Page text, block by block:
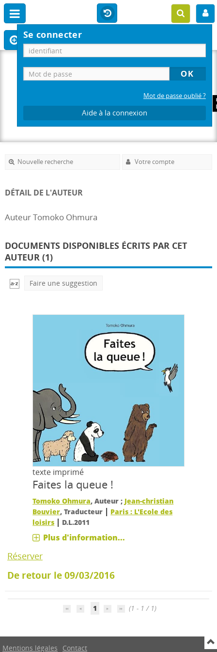
Se connecter
Mot de passe oublié ?
Aide à la connexion
Nouvelle recherche Votre compte
DÉTAIL DE L'AUTEUR
Auteur Tomoko Ohmura
DOCUMENTS DISPONIBLES ÉCRITS PAR CET
AUTEUR (1)
Faire une suggestion
texte imprimé
Faites la queue !
Tomoko Ohmura, Auteur ; Jean-christian
Bouvier, Traducteur | Paris : L'Ecole des
loisirs | D.L.2011
Plus d'information...
Réserver
De retour le 09/03/2016
1 (1 - 1 / 1)
Mentions légales Contact